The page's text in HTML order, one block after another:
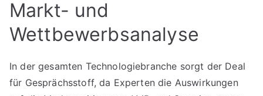
Markt- und
Wettbewerbsanalyse
In der gesamten Technologiebranche sorgt der Deal
für Gesprächsstoff, da Experten die Auswirkungen